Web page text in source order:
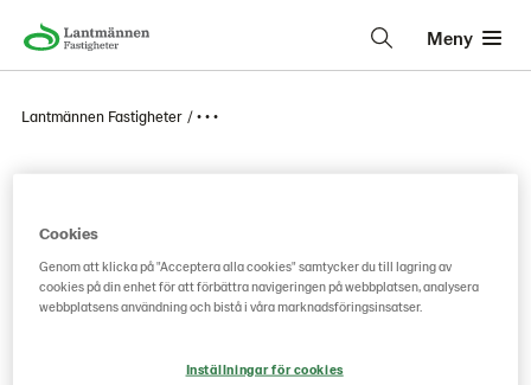
Meny
Lantmännen Fastigheter • • •
Lantmännen Fastigheter AB har hyrt ut 600 m² till BAB Bygg
AB i Halmstad. Inflyttningsdatum var 1 juni.
Cookies
Genom att klicka på "Acceptera alla cookies" samtycker du till lagring av
cookies på din enhet för att förbättra navigeringen på webbplatsen, analysera
webbplatsens användning och bistå i våra marknadsföringsinsatser.
Inställningar för cookies